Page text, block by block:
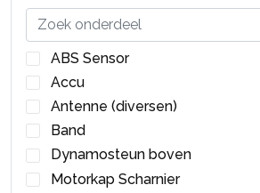
ABS Sensor
Accu
Antenne (diversen)
Band
Dynamosteun boven
Motorkap Scharnier